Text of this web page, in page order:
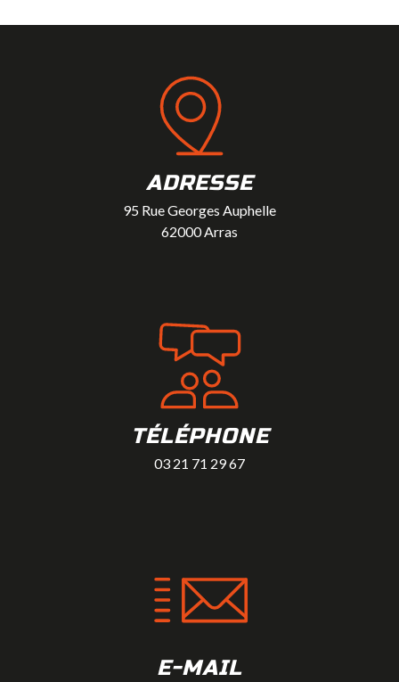
ADRESSE
95 Rue Georges Auphelle
62000 Arras
TÉLÉPHONE
03 21 71 29 67
E-MAIL